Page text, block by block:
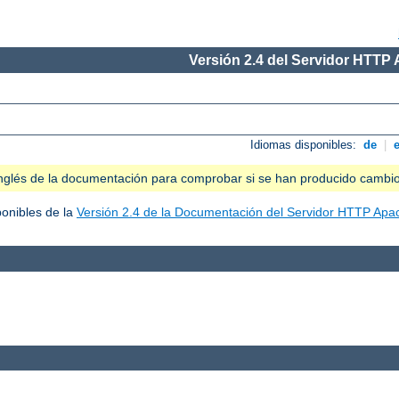
Versión 2.4 del Servidor HTTP
Idiomas disponibles: de
de la documentación para comprobar si se han producido
de la Versión 2.4 de la Documentación del Servidor HTTP